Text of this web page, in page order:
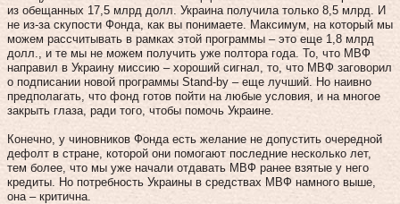
из обещанных 17,5 млрд долл. Украина получила только 8,5 млрд. И
не из-за скупости Фонда, как вы понимаете. Максимум, на который мы
можем рассчитывать в рамках этой программы – это еще 1,8 млрд
долл., и те мы не можем получить уже полтора года. То, что МВФ
направил в Украину миссию – хороший сигнал, то, что МВФ заговорил
о подписании новой программы Stand-by – еще лучший. Но наивно
предполагать, что фонд готов пойти на любые условия, и на многое
закрыть глаза, ради того, чтобы помочь Украине.
Конечно, у чиновников Фонда есть желание не допустить очередной
дефолт в стране, которой они помогают последние несколько лет,
тем более, что мы уже начали отдавать МВФ ранее взятые у него
кредиты. Но потребность Украины в средствах МВФ намного выше,
она – критична.